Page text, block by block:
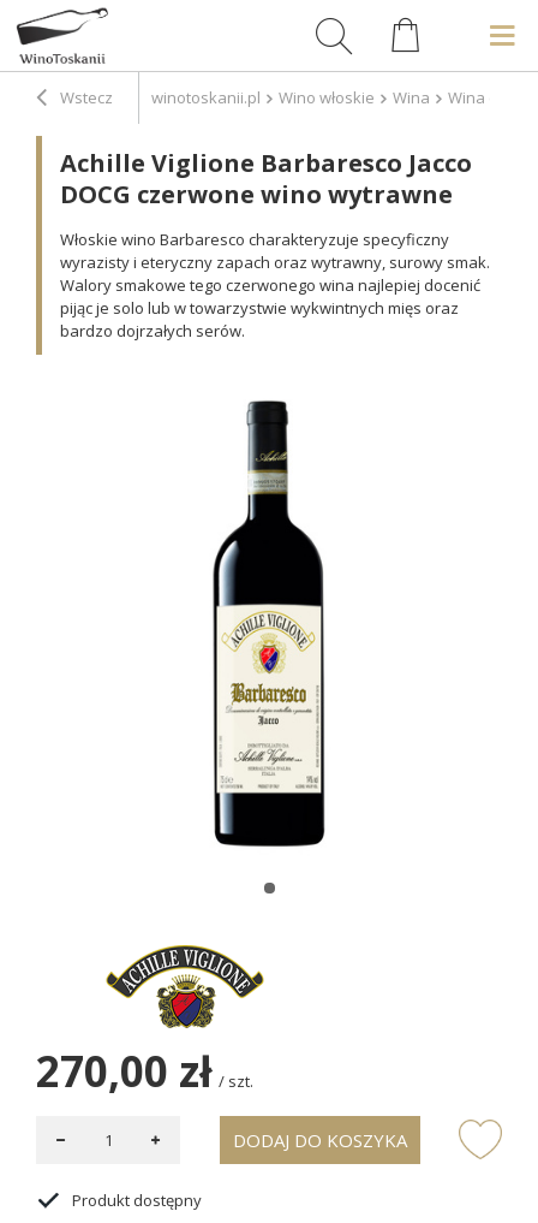
Wstecz winotoskanii.pl Wino włoskie Wina Wina
Achille Viglione Barbaresco Jacco
DOCG czerwone wino wytrawne
Włoskie wino Barbaresco charakteryzuje specyficzny
wyrazisty i eteryczny zapach oraz wytrawny, surowy smak.
Walory smakowe tego czerwonego wina najlepiej docenić
pijąc je solo lub w towarzystwie wykwintnych mięs oraz
bardzo dojrzałych serów.
270,00 zł / szt.
DODAJ DO KOSZYKA
Produkt dostępny